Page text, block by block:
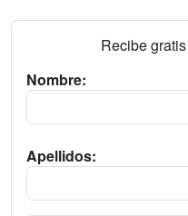
Recibe
Nombre:
Apellidos: